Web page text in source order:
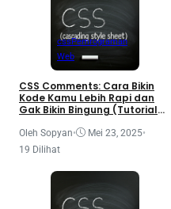
cssPemrograman
Web
CSS Comments: Cara Bikin
Kode Kamu Lebih Rapi dan
Gak Bikin Bingung (Tutorial
Oleh Sopyan• Mei 23, 2025•
19 Dilihat